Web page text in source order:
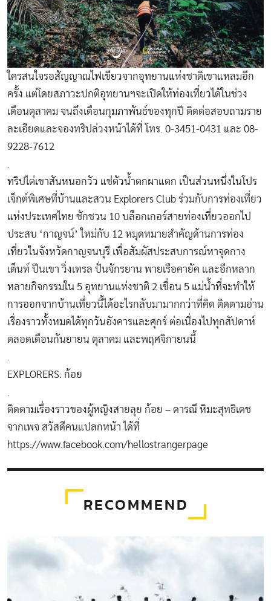
ใครสนใจรอสัญญาณไฟเขียวจากอุทยานแห่งชาติเขาแหลมอีก
ครั้ง แต่โดยสภาวะปกติอุทยานฯจะเปิดให้ท่องเที่ยวได้ในช่วง
เดือนตุลาคม จนถึงเดือนกุมภาพันธ์ของทุกปี ติดต่อสอบถามราย
ละเอียดและจองทริปล่วงหน้าได้ที่ โทร. 0-3451-0431 และ 08-
9228-7612
ทริปไต่เขาสันหนอกวัว แช่ตัวน้ำตกผาแตก เป็นส่วนหนึ่งในโปร
เจ็กต์พิเศษที่บ้านและสวน Explorers Club ร่วมกับการท่องเที่ยว
แห่งประเทศไทย ชักชวน 10 บล็อกเกอร์สายท่องเที่ยวออกไป
ประสบ ‘กาญจน์’ ใหม่กับ 12 หมุดหมายสำคัญด้านการท่อง
เที่ยวในจังหวัดกาญจนบุรี เพื่อสัมผัสประสบการณ์หาจุดกาง
เต็นท์ ปีนเขา วิ่งเทรล ปั่นจักรยาน พายเรือคายัค และอีกหลาก
หลายกิจกรรมใน 5 อุทยานแห่งชาติ 2 เขื่อน 5 แม่น้ำที่จะทำให้
การออกจากบ้านเที่ยวนี้ได้อะไรกลับมามากกว่าที่คิด ติดตามอ่าน
เรื่องราวทั้งหมดได้ทุกวันอังคารและศุกร์ ต่อเนื่องไปทุกสัปดาห์
ตลอดเดือนกันยายน ตุลาคม และพฤศจิกายนนี้
EXPLORERS: ก้อย
ติดตามเรื่องราวของผู้หญิงสายลุย ก้อย – ดารณี หิมะสุทธิเดช
จากเพจ สวัสดีคนแปลกหน้า ได้ที่
https://www.facebook.com/hellostrangerpage
RECOMMEND